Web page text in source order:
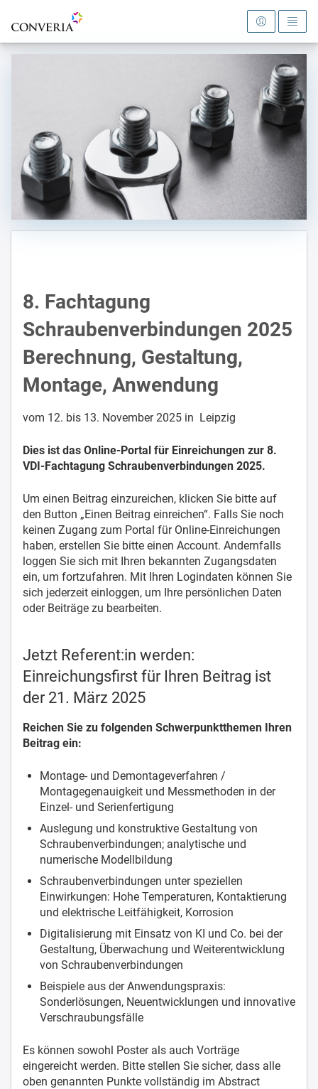
Zur Startseite
8. Fachtagung
Schraubenverbindungen 2025
Berechnung, Gestaltung,
Montage, Anwendung
vom 12. bis 13. November 2025 in Leipzig
Dies ist das Online-Portal für Einreichungen zur 8.
VDI-Fachtagung Schraubenverbindungen 2025.
Um einen Beitrag einzureichen, klicken Sie bitte auf
den Button „Einen Beitrag einreichen“. Falls Sie noch
keinen Zugang zum Portal für Online-Einreichungen
haben, erstellen Sie bitte einen Account. Andernfalls
loggen Sie sich mit Ihren bekannten Zugangsdaten
ein, um fortzufahren. Mit Ihren Logindaten können Sie
sich jederzeit einloggen, um Ihre persönlichen Daten
oder Beiträge zu bearbeiten.
Jetzt Referent:in werden:
Einreichungsfirst für Ihren Beitrag ist
der 21. März 2025
Reichen Sie zu folgenden Schwerpunktthemen Ihren
Beitrag ein:
Montage- und Demontageverfahren /
Montagegenauigkeit und Messmethoden in der
Einzel- und Serienfertigung
Auslegung und konstruktive Gestaltung von
Schraubenverbindungen; analytische und
numerische Modellbildung
Schraubenverbindungen unter speziellen
Einwirkungen: Hohe Temperaturen, Kontaktierung
und elektrische Leitfähigkeit, Korrosion
Digitalisierung mit Einsatz von KI und Co. bei der
Gestaltung, Überwachung und Weiterentwicklung
von Schraubenverbindungen
Beispiele aus der Anwendungspraxis:
Sonderlösungen, Neuentwicklungen und innovative
Verschraubungsfälle
Es können sowohl Poster als auch Vorträge
eingereicht werden. Bitte stellen Sie sicher, dass alle
oben genannten Punkte vollständig im Abstract